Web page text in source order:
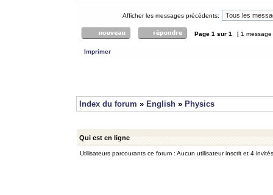
Afficher les messages précédents:
Page 1 sur 1 [ 1
Imprimer
Index du forum » English » Physics
Qui est en ligne
Utilisateurs parcourants ce forum : Aucun utilisateur inscrit et 4 invités